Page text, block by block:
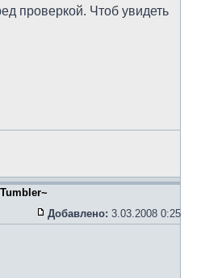
проверкой. Чтоб увидеть
Добавлено: 3.03.2008 0:25